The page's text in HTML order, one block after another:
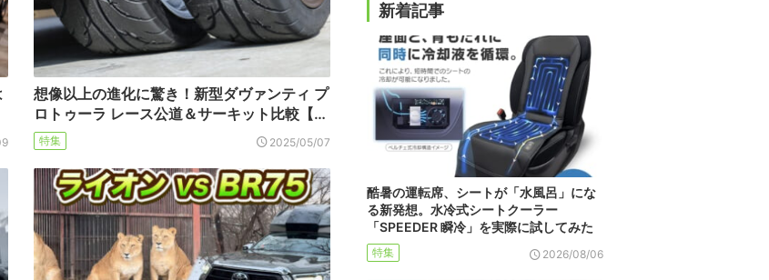
想像以上の進化に驚き！新型ダヴァンティ プ
ロトゥーラ レース公道＆サーキット比較【…
特集 2025/05/07
新着記事
酷暑の運転席、シートが「水風呂」にな
る新発想。水冷式シートクーラー
「SPEEDER 瞬冷」を実際に試してみた
特集 2026/08/06